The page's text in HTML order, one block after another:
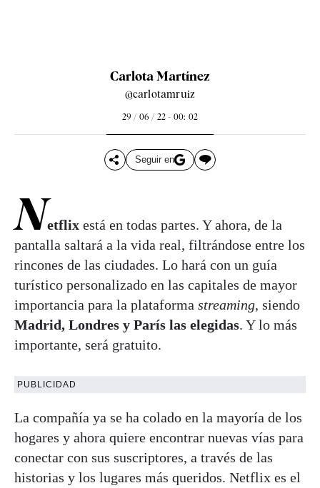
Carlota Martínez
@carlotamruiz
29 / 06 / 22 - 00: 02
Seguir en
Netflix está en todas partes. Y ahora, de la
pantalla saltará a la vida real, filtrándose entre los
rincones de las ciudades. Lo hará con un guía
turístico personalizado en las capitales de mayor
importancia para la plataforma streaming, siendo
Madrid, Londres y París las elegidas. Y lo más
importante, será gratuito.
PUBLICIDAD
La compañía ya se ha colado en la mayoría de los
hogares y ahora quiere encontrar nuevas vías para
conectar con sus suscriptores, a través de las
historias y los lugares más queridos. Netflix es el